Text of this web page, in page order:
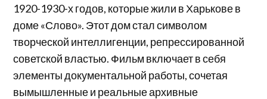
1920-1930-х годов, которые жили в Харькове в
доме «Слово». Этот дом стал символом
творческой интеллигенции, репрессированной
советской властью. Фильм включает в себя
элементы документальной работы, сочетая
вымышленные и реальные архивные